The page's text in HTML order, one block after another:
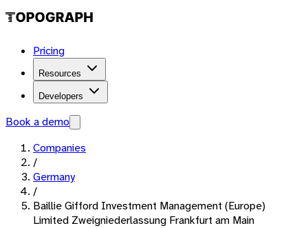
Pricing
Resources
Developers
Book a demo
Companies
/
Germany
/
Baillie Gifford Investment Management (Europe)
Limited Zweigniederlassung Frankfurt am Main